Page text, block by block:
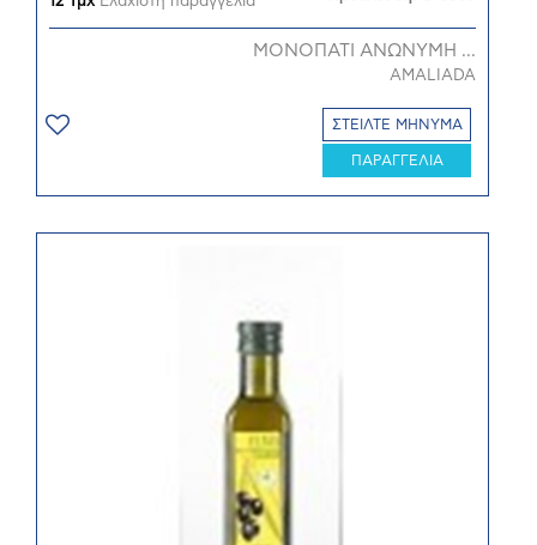
ΜΟΝΟΠΑΤΙ ΑΝΩΝΥΜΗ ...
AMALIADA
ΣΤΕΙΛΤΕ ΜΗΝΥΜΑ
ΠΑΡΑΓΓΕΛΙΑ